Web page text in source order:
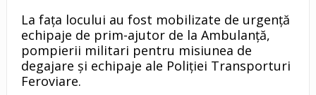
La fața locului au fost mobilizate de urgență
echipaje de prim-ajutor de la Ambulanță,
pompierii militari pentru misiunea de
degajare și echipaje ale Poliției Transporturi
Feroviare.